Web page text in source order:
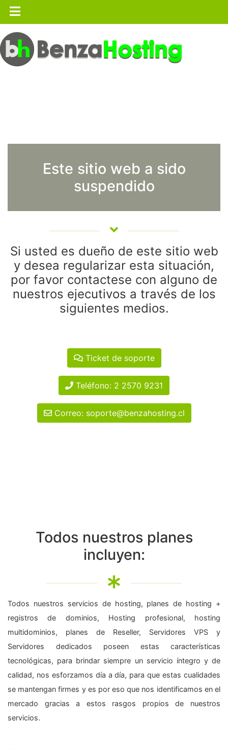
Este sitio web a sido
suspendido
Si usted es dueño de este sitio web
y desea regularizar esta situación,
por favor contactese con alguno de
nuestros ejecutivos a través de los
siguientes medios.
Ticket de soporte
Teléfono: 2 2570 9231
Correo: soporte@benzahosting.cl
Todos nuestros planes
incluyen:
Todos nuestros servicios de hosting, planes de hosting +
registros de dominios, Hosting profesional, hosting
multidominios, planes de Reseller, Servidores VPS y
Servidores dedicados poseen estas características
tecnológicas, para brindar siempre un servicio íntegro y de
calidad, nos esforzamos día a día, para que estas cualidades
se mantengan firmes y es por eso que nos identificamos en el
mercado gracias a estos rasgos propios de nuestros
servicios.